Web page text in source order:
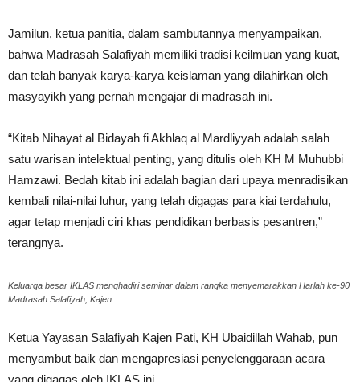
Jamilun, ketua panitia, dalam sambutannya menyampaikan,
bahwa Madrasah Salafiyah memiliki tradisi keilmuan yang kuat,
dan telah banyak karya-karya keislaman yang dilahirkan oleh
masyayikh yang pernah mengajar di madrasah ini.
“Kitab Nihayat al Bidayah fi Akhlaq al Mardliyyah adalah salah
satu warisan intelektual penting, yang ditulis oleh KH M Muhubbi
Hamzawi. Bedah kitab ini adalah bagian dari upaya menradisikan
kembali nilai-nilai luhur, yang telah digagas para kiai terdahulu,
agar tetap menjadi ciri khas pendidikan berbasis pesantren,”
terangnya.
Keluarga besar IKLAS menghadiri seminar dalam rangka menyemarakkan Harlah ke-90
Madrasah Salafiyah, Kajen
Ketua Yayasan Salafiyah Kajen Pati, KH Ubaidillah Wahab, pun
menyambut baik dan mengapresiasi penyelenggaraan acara